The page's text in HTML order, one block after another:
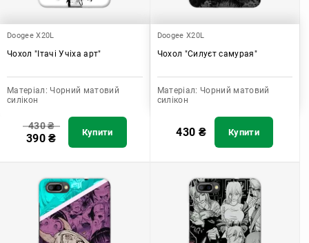
Doogee X20L
Чохол "Ітачі Учіха арт"
Матеріал: Чорний матовий
силікон
430₴
390₴ Купити
Doogee X20L
Чохол "Силуєт самурая"
Матеріал: Чорний матовий
силікон
430 ₴ Купити